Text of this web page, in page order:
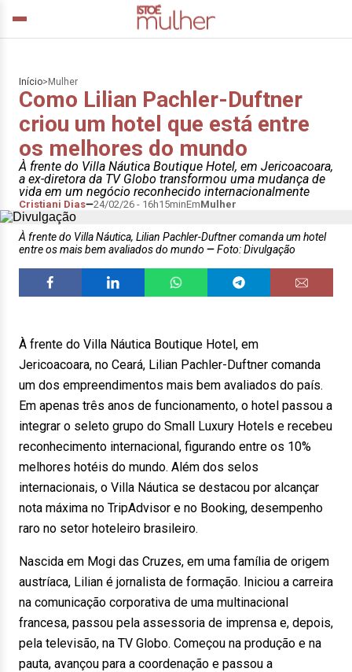
Início> Mulher
Como Lilian Pachler-Duftner
criou um hotel que está entre
os melhores do mundo
À frente do Villa Náutica Boutique Hotel, em Jericoacoara,
a ex-diretora da TV Globo transformou uma mudança de
vida em um negócio reconhecido internacionalmente
Cristiani Dias 24/02/26 - 16h15minEmMulher
À frente do Villa Náutica, Lilian Pachler-Duftner comanda um hotel
entre os mais bem avaliados do mundo
Foto: Divulgação
À frente do Villa Náutica Boutique Hotel, em
Jericoacoara, no Ceará, Lilian Pachler-Duftner comanda
um dos empreendimentos mais bem avaliados do país.
Em apenas três anos de funcionamento, o hotel passou a
integrar o seleto grupo do Small Luxury Hotels e recebeu
reconhecimento internacional, figurando entre os 10%
melhores hotéis do mundo. Além dos selos
internacionais, o Villa Náutica se destacou por alcançar
nota máxima no TripAdvisor e no Booking, desempenho
raro no setor hoteleiro brasileiro.
Nascida em Mogi das Cruzes, em uma família de origem
austríaca, Lilian é jornalista de formação. Iniciou a carreira
na comunicação corporativa de uma multinacional
francesa, passou pela assessoria de imprensa e, depois,
pela televisão, na TV Globo. Começou na produção e na
pauta, avançou para a coordenação e passou a